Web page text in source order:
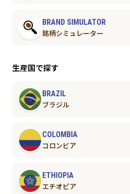
BRAND SIMULATOR
銘柄シミュレーター
生産国で探す
BRAZIL
ブラジル
COLOMBIA
コロンビア
ETHIOPIA
エチオピア